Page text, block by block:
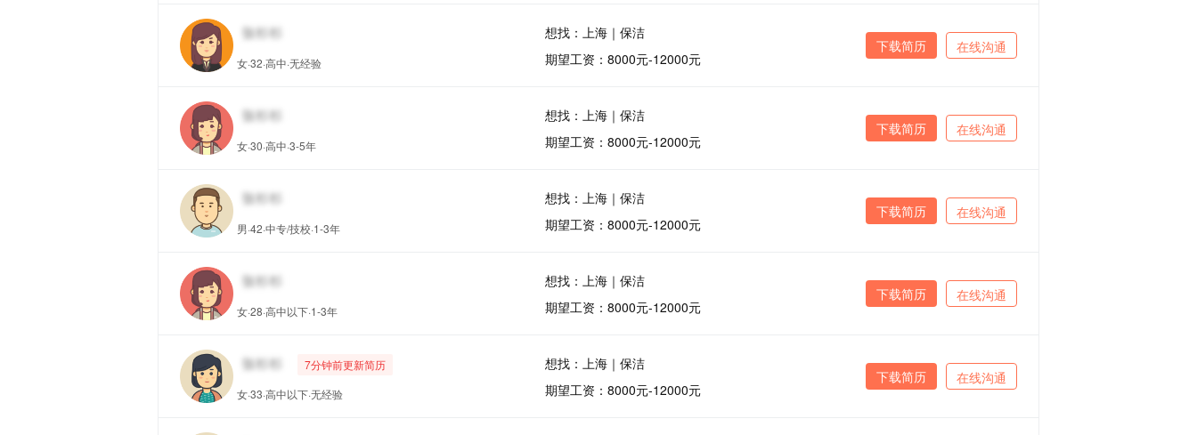
女·32·高中·无经验
想找：上海｜保洁
期望工资：8000元-12000元
在线沟通
下载简历
女·30·高中·3-5年
想找：上海｜保洁
期望工资：8000元-12000元
在线沟通
下载简历
男·42·中专/技校·1-3年
想找：上海｜保洁
期望工资：8000元-12000元
在线沟通
下载简历
女·28·高中以下·1-3年
想找：上海｜保洁
期望工资：8000元-12000元
在线沟通
下载简历
7分钟前更新简历
女·33·高中以下·无经验
想找：上海｜保洁
期望工资：8000元-12000元
在线沟通
下载简历